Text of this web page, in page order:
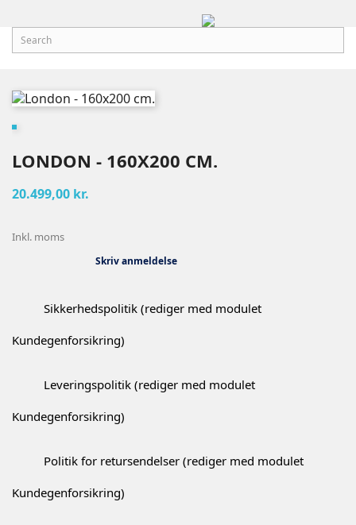
LONDON - 160X200 CM.
20.499,00 kr.
Inkl. moms
Skriv anmeldelse
Sikkerhedspolitik (rediger med modulet
Kundegenforsikring)
Leveringspolitik (rediger med modulet
Kundegenforsikring)
Politik for retursendelser (rediger med modulet
Kundegenforsikring)